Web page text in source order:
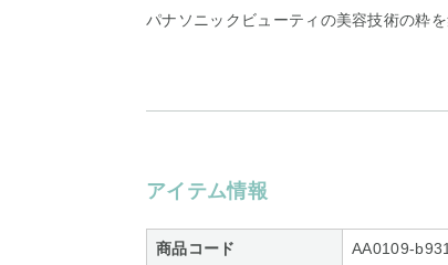
パナソニックビューティの美容技術の粋
アイテム情報
商品コード AA0109-